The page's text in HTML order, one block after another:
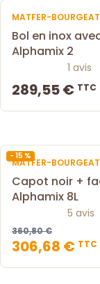
MATFER-BOURGEAT
Bol en inox
Alphamix 2
1 avis
289,55 € TTC
- 15 %
MATFER-BOURGEAT
Capot noir +
Alphamix 8L
5 avis
360,80 €
306,68 € TTC